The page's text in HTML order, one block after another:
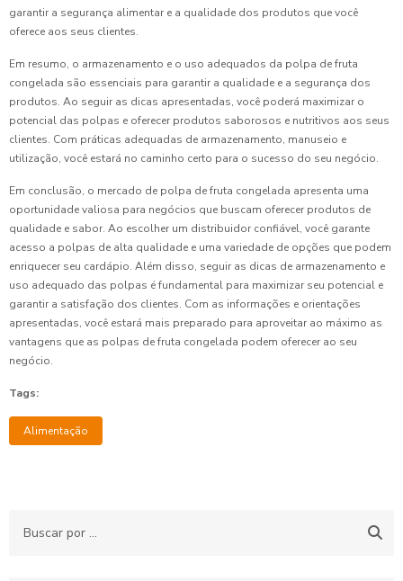
garantir a segurança alimentar e a qualidade dos produtos que você
oferece aos seus clientes.
Em resumo, o armazenamento e o uso adequados da polpa de fruta
congelada são essenciais para garantir a qualidade e a segurança dos
produtos. Ao seguir as dicas apresentadas, você poderá maximizar o
potencial das polpas e oferecer produtos saborosos e nutritivos aos seus
clientes. Com práticas adequadas de armazenamento, manuseio e
utilização, você estará no caminho certo para o sucesso do seu negócio.
Em conclusão, o mercado de polpa de fruta congelada apresenta uma
oportunidade valiosa para negócios que buscam oferecer produtos de
qualidade e sabor. Ao escolher um distribuidor confiável, você garante
acesso a polpas de alta qualidade e uma variedade de opções que podem
enriquecer seu cardápio. Além disso, seguir as dicas de armazenamento e
uso adequado das polpas é fundamental para maximizar seu potencial e
garantir a satisfação dos clientes. Com as informações e orientações
apresentadas, você estará mais preparado para aproveitar ao máximo as
vantagens que as polpas de fruta congelada podem oferecer ao seu
negócio.
Tags:
Alimentação